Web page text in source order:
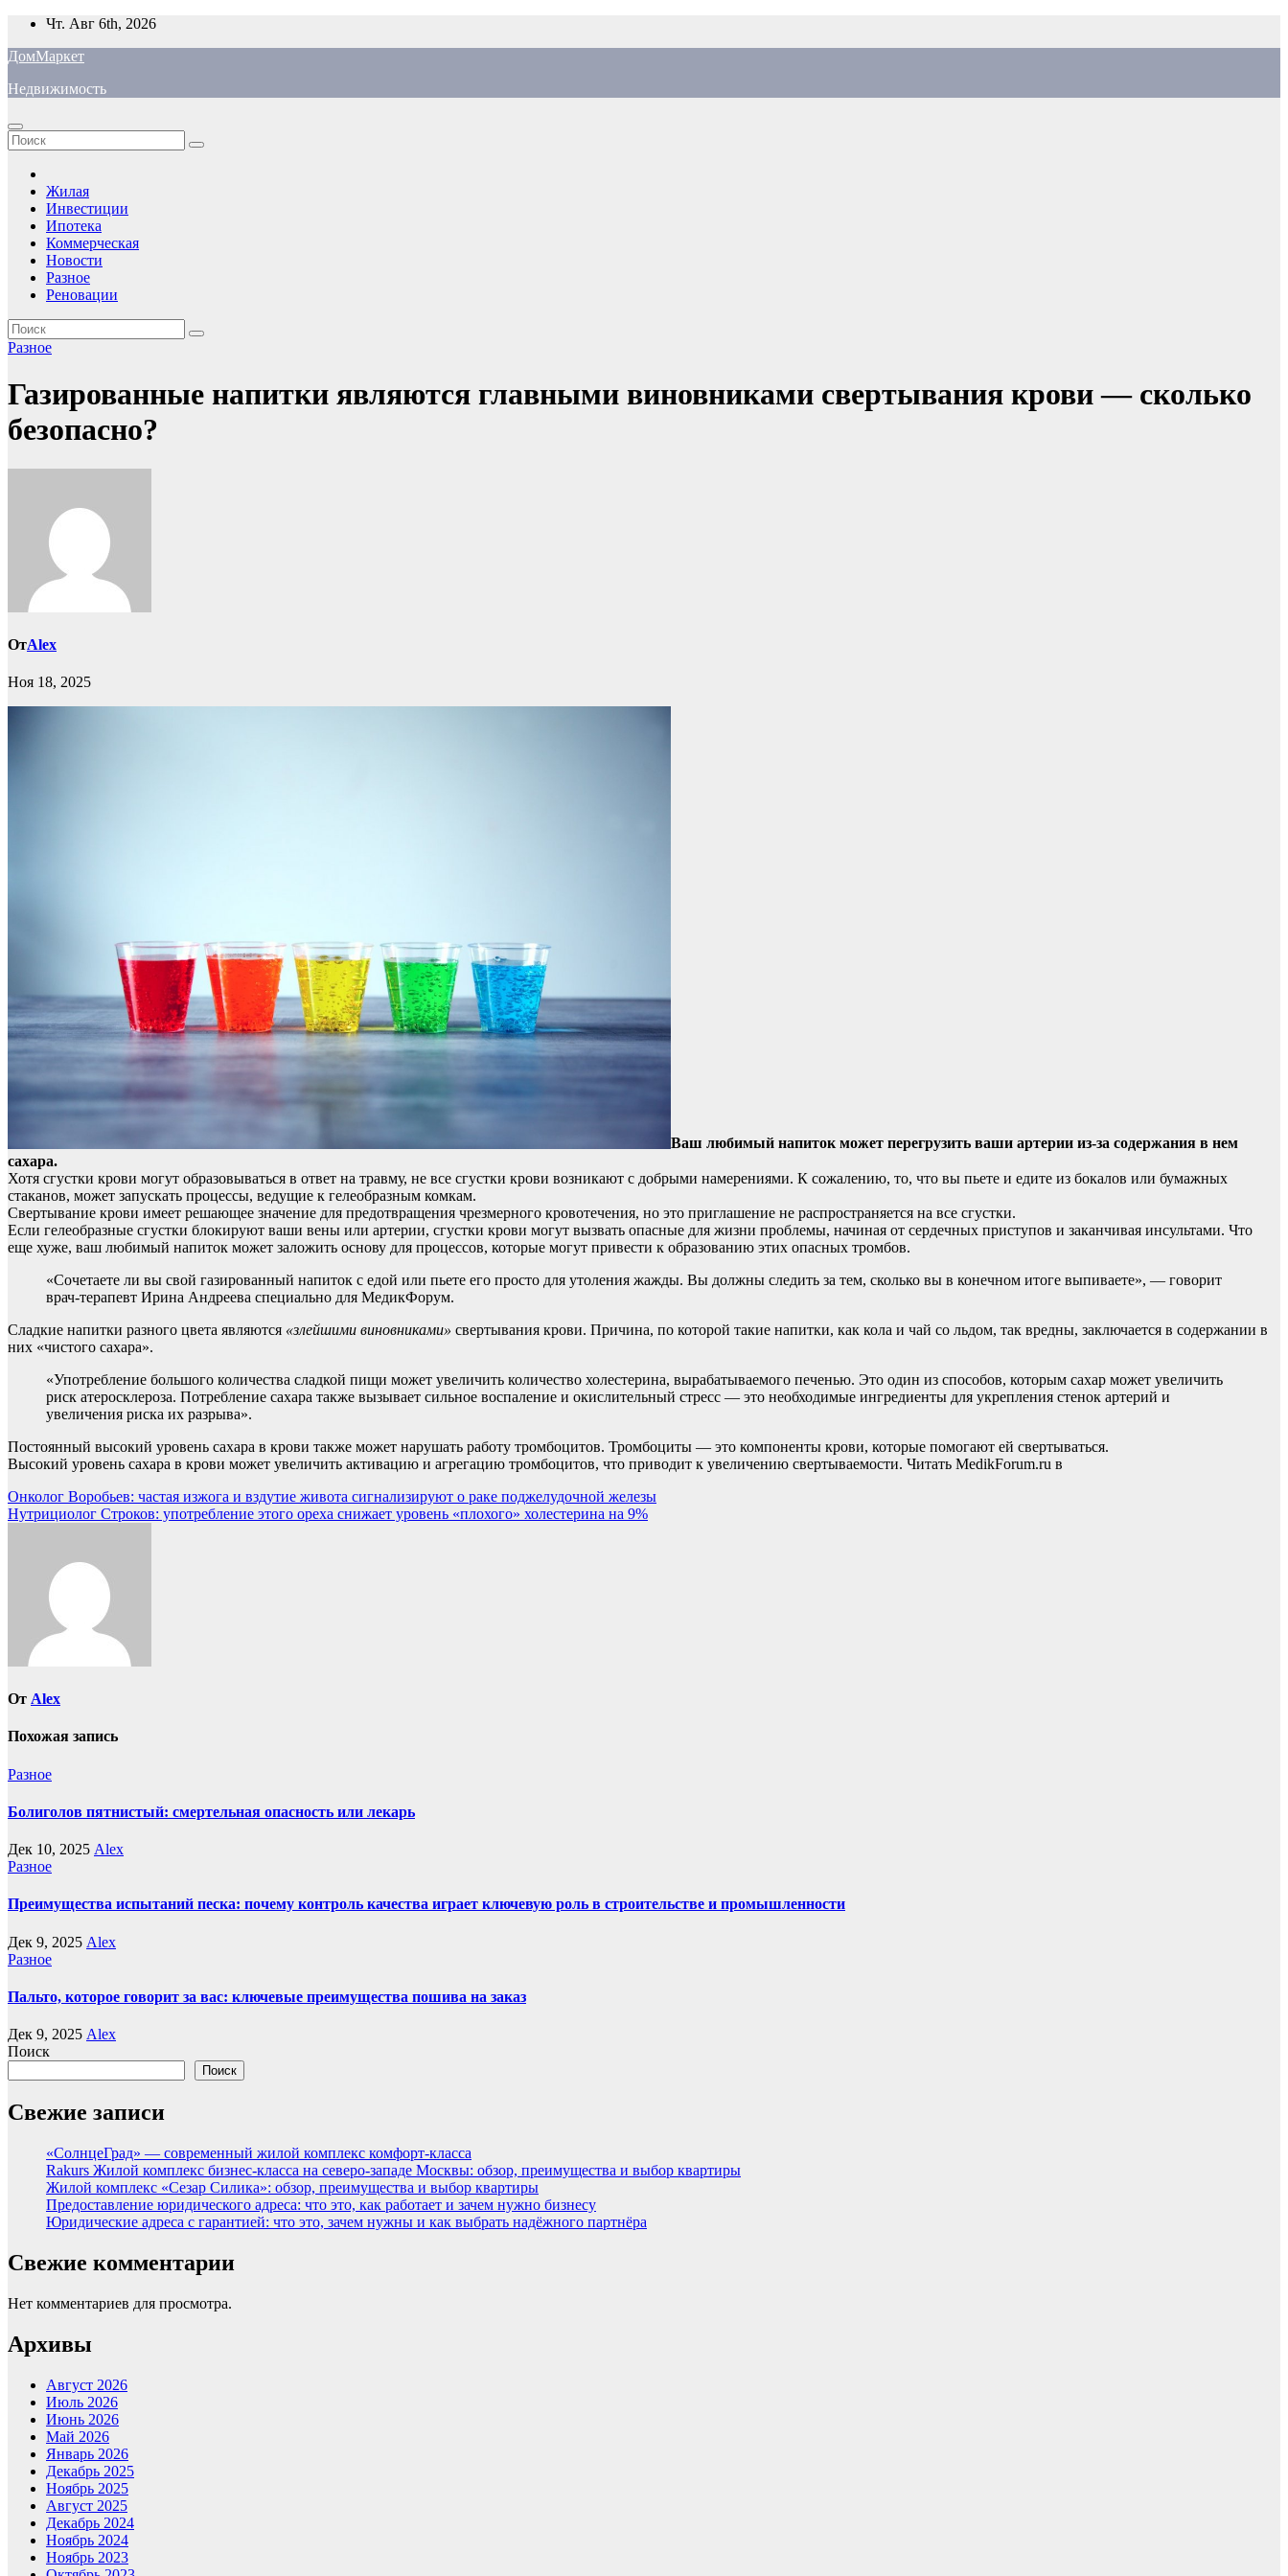
Перейти
содержимому
Чт. Авг 6th, 2026
ДомМаркет
Недвижимость
Жилая
Инвестиции
Ипотека
Коммерческая
Новости
Разное
Реновации
Разное
Газированные напитки являются главными виновниками свертывания крови — сколько
безопасно?
ОтAlex
Ноя 18, 2025
Ваш любимый напиток может перегрузить ваши артерии из-за содержания в нем
сахара.
Хотя сгустки крови могут образовываться в ответ на травму, не все сгустки крови возникают с добрыми намерениями. К сожалению, то, что вы пьете и едите из бокалов или бумажных
стаканов, может запускать процессы, ведущие к гелеобразным комкам.
Свертывание крови имеет решающее значение для предотвращения чрезмерного кровотечения, но это приглашение не распространяется на все сгустки.
Если гелеобразные сгустки блокируют ваши вены или артерии, сгустки крови могут вызвать опасные для жизни проблемы, начиная от сердечных приступов и заканчивая инсультами. Что
еще хуже, ваш любимый напиток может заложить основу для процессов, которые могут привести к образованию этих опасных тромбов.
«Сочетаете ли вы свой газированный напиток с едой или пьете его просто для утоления жажды. Вы должны следить за тем, сколько вы в конечном итоге выпиваете», — говорит
врач-терапевт Ирина Андреева специально для МедикФорум.
Сладкие напитки разного цвета являются «злейшими виновниками» свертывания крови. Причина, по которой такие напитки, как кола и чай со льдом, так вредны, заключается в содержании в
них «чистого сахара».
«Употребление большого количества сладкой пищи может увеличить количество холестерина, вырабатываемого печенью. Это один из способов, которым сахар может увеличить
риск атеросклероза. Потребление сахара также вызывает сильное воспаление и окислительный стресс — это необходимые ингредиенты для укрепления стенок артерий и
увеличения риска их разрыва».
Постоянный высокий уровень сахара в крови также может нарушать работу тромбоцитов. Тромбоциты — это компоненты крови, которые помогают ей свертываться.
Высокий уровень сахара в крови может увеличить активацию и агрегацию тромбоцитов, что приводит к увеличению свертываемости. Читать MedikForum.ru в
Навигация
по
Онколог Воробьев: частая изжога и вздутие живота сигнализируют о раке поджелудочной железы
Нутрициолог Строков: употребление этого ореха снижает уровень «плохого» холестерина на 9%
От Alex
Похожая запись
Разное
Болиголов пятнистый: смертельная опасность или лекарь
Дек 10, 2025 Alex
Разное
Преимущества испытаний песка: почему контроль качества играет ключевую роль в строительстве и промышленности
Дек 9, 2025 Alex
Разное
Пальто, которое говорит за вас: ключевые преимущества пошива на заказ
Дек 9, 2025 Alex
Поиск
Поиск
Свежие записи
«СолнцеГрад» — современный жилой комплекс комфорт-класса
Rakurs Жилой комплекс бизнес-класса на северо-западе Москвы: обзор, преимущества и выбор квартиры
Жилой комплекс «Сезар Силика»: обзор, преимущества и выбор квартиры
Предоставление юридического адреса: что это, как работает и зачем нужно бизнесу
Юридические адреса с гарантией: что это, зачем нужны и как выбрать надёжного партнёра
Свежие комментарии
Нет комментариев для просмотра.
Архивы
Август 2026
Июль 2026
Июнь 2026
Май 2026
Январь 2026
Декабрь 2025
Ноябрь 2025
Август 2025
Декабрь 2024
Ноябрь 2024
Ноябрь 2023